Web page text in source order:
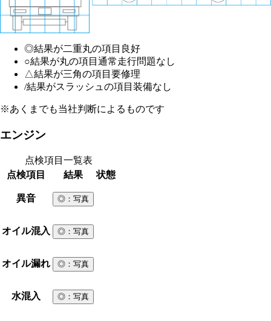
◎結果が二重丸の項目 良好
○結果が丸の項目 通常走行問題なし
△結果が三角の項目 要修理
/結果がスラッシュの項目 装備なし
※あくまでも当社判断によるものです
エンジン
点検項目一覧表
点検項目
結果 状態
異音 ◎ ：写真
オイル混入 ◎ ：写真
オイル漏れ ◎ ：写真
水混入 ◎ ：写真